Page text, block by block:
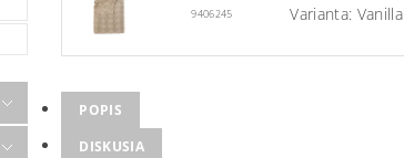
9406245 Varianta: Vanilla
POPIS
DISKUSIA